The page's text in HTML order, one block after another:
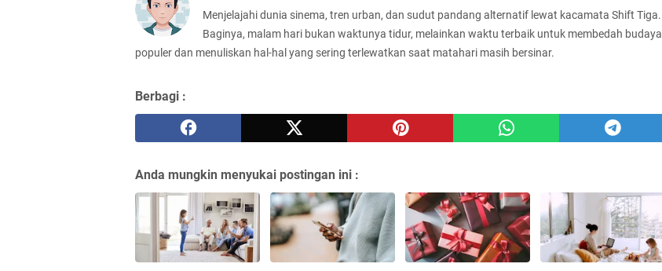
Menjelajahi dunia sinema, tren urban, dan sudut pandang alternatif lewat kacamata Shift Tiga.
Baginya, malam hari bukan waktunya tidur, melainkan waktu terbaik untuk membedah budaya
populer dan menuliskan hal-hal yang sering terlewatkan saat matahari masih bersinar.
Berbagi :
Anda mungkin menyukai postingan ini :